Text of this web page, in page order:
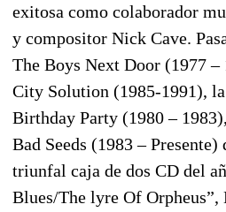
exitosa como colaborador
y compositor Nick Cave.
The Boys Next Door (1977
City Solution (1985-1991),
Birthday Party (1980 –
Bad Seeds (1983 –
triunfal caja de dos CD del
Blues/The lyre Of Orpheus”,